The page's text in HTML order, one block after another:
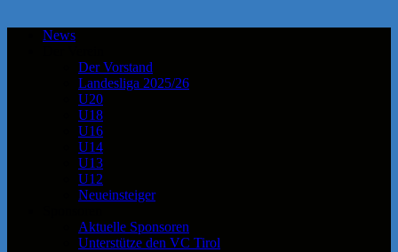
News
Der Vorstand
Landesliga 2025/26
U20
U18
U16
U14
U13
U12
Neueinsteiger
Aktuelle Sponsoren
Unterstütze den VC Tirol